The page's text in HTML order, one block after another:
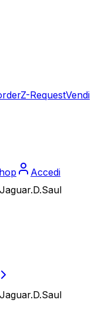
Z-RequestVendi
Accedi
Jaguar.D.Saul
Jaguar.D.Saul